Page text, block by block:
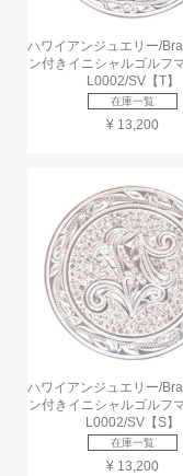
ハワイアンジュエリー/
ン付きイニシャルゴルフ
L0002/SV【T】
在庫一覧
¥ 13,200
ハワイアンジュエリー/
ン付きイニシャルゴルフ
L0002/SV【S】
在庫一覧
¥ 13,200